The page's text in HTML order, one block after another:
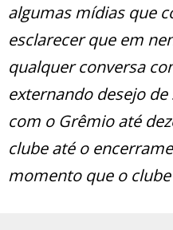
algumas mídias que
esclarecer que em
qualquer conversa
externando desejo
com o Grêmio até
clube até o
momento que o clube